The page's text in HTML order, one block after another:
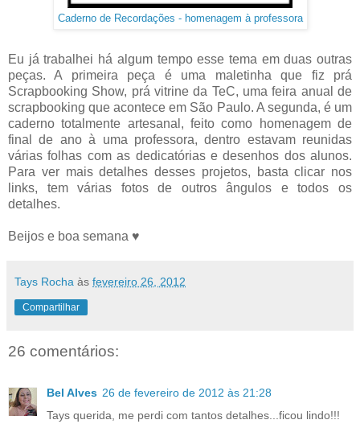
Caderno de Recordações - homenagem à professora
Eu já trabalhei há algum tempo esse tema em duas outras
peças. A primeira peça é uma maletinha que fiz prá
Scrapbooking Show, prá vitrine da TeC, uma feira anual de
scrapbooking que acontece em São Paulo. A segunda, é um
caderno totalmente artesanal, feito como homenagem de
final de ano à uma professora, dentro estavam reunidas
várias folhas com as dedicatórias e desenhos dos alunos.
Para ver mais detalhes desses projetos, basta clicar nos
links, tem várias fotos de outros ângulos e todos os
detalhes.
Beijos e boa semana ♥
Tays Rocha às fevereiro 26, 2012
Compartilhar
26 comentários:
Bel Alves 26 de fevereiro de 2012 às 21:28
Tays querida, me perdi com tantos detalhes...ficou lindo!!!